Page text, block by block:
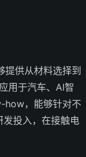
提供从材料选择到
用于汽车、AI智
how，能够针对不
投入，在接触电